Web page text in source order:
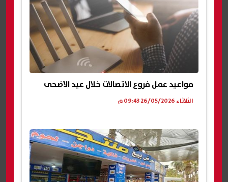
مواعيد عمل فروع الاتصالات خلال عيد الأضحى
الثلاثاء 26/05/2026 09:43 م